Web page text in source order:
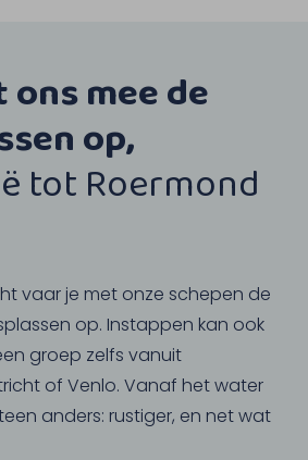
mee de
op,
tot Roermond
vaar je met onze schepen de
op. Instappen kan ook
groep zelfs vanuit
of Venlo. Vanaf het water
anders: rustiger, en net wat